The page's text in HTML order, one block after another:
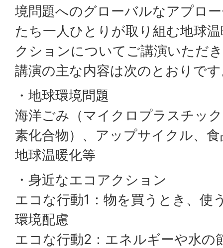
境問題へのグローバルなアプロ
たち一人ひとりが取り組む地球
クションについてご講演いただ
講演の主な内容は次のとおりで
・地球環境問題
海洋ごみ（マイクロプラスチッ
素化合物）、アップサイクル、
地球温暖化等
・身近なエコアクション
エコな行動1：物を買うとき、使
環境配慮
エコな行動2：エネルギーや水の